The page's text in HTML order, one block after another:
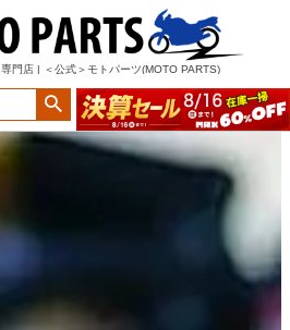
専門店 | ＜公式＞モトパーツ(MOTO PARTS)